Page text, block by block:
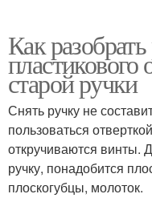
Как
старой ручки
Снять ручку не
пользоваться
откручиваются винты.
ручку, понадобится
плоскогубцы, молоток.